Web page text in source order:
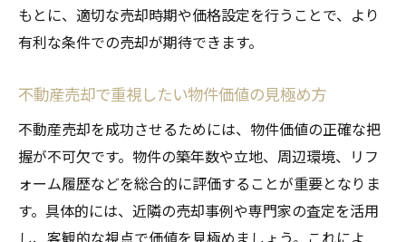
もとに、適切な売却時期や価格設定を行うことで、より
有利な条件での売却が期待できます。
不動産売却で重視したい物件価値の見極め方
不動産売却を成功させるためには、物件価値の正確な把
握が不可欠です。物件の築年数や立地、周辺環境、リフ
ォーム履歴などを総合的に評価することが重要となりま
す。具体的には、近隣の売却事例や専門家の査定を活用